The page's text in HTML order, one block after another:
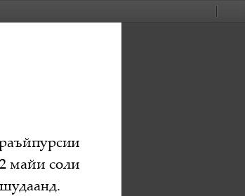
Download
Current
майи соли